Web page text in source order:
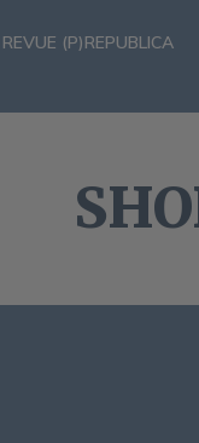
REVUE (P)REPUBLICA